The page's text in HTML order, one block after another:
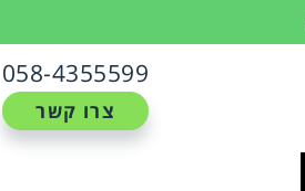
058-4355599
צרו קשר